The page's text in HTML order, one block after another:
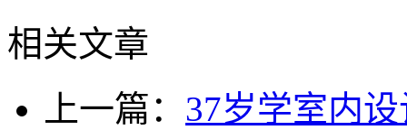
相关文章
上一篇： 37岁学室内